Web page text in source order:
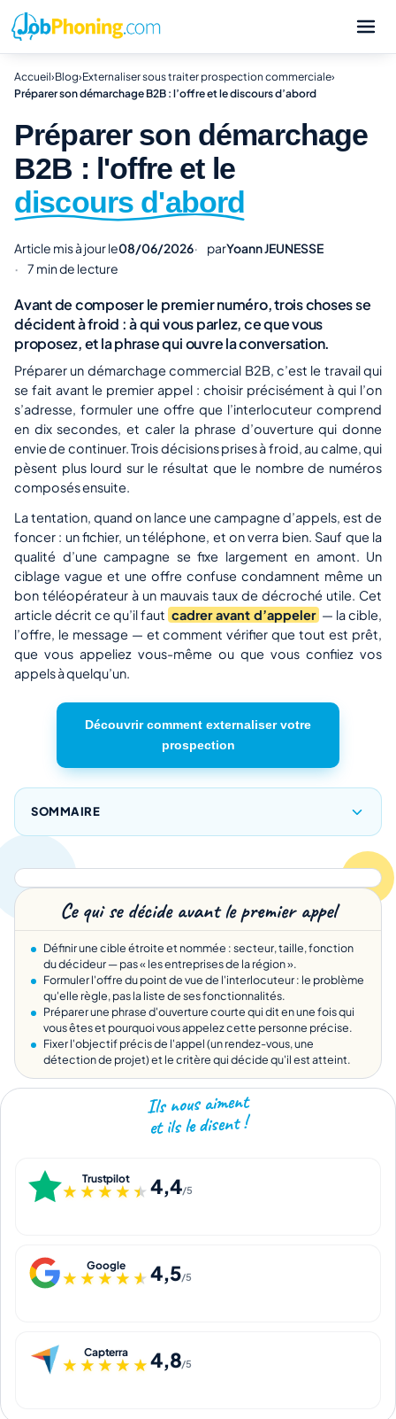
Accueil›Blog›Externaliser sous traiter prospection commerciale›
Préparer son démarchage B2B : l’offre et le discours d’abord
Préparer son démarchage
B2B : l'offre et le
discours d'abord
Article mis à jour le08/06/2026 parYoann JEUNESSE
7 min de lecture
Avant de composer le premier numéro, trois choses se
décident à froid : à qui vous parlez, ce que vous
proposez, et la phrase qui ouvre la conversation.
Préparer un démarchage commercial B2B, c’est le travail qui
se fait avant le premier appel : choisir précisément à qui l’on
s’adresse, formuler une offre que l’interlocuteur comprend
en dix secondes, et caler la phrase d’ouverture qui donne
envie de continuer. Trois décisions prises à froid, au calme, qui
pèsent plus lourd sur le résultat que le nombre de numéros
composés ensuite.
La tentation, quand on lance une campagne d’appels, est de
foncer : un fichier, un téléphone, et on verra bien. Sauf que la
qualité d’une campagne se fixe largement en amont. Un
ciblage vague et une offre confuse condamnent même un
bon téléopérateur à un mauvais taux de décroché utile. Cet
article décrit ce qu’il faut cadrer avant d’appeler — la cible,
l’offre, le message — et comment vérifier que tout est prêt,
que vous appeliez vous-même ou que vous confiiez vos
appels à quelqu’un.
Découvrir comment externaliser votre
prospection
SOMMAIRE
Ce qui se décide avant le premier appel
Définir une cible étroite et nommée : secteur, taille, fonction
du décideur — pas « les entreprises de la région ».
Formuler l'offre du point de vue de l'interlocuteur : le problème
qu'elle règle, pas la liste de ses fonctionnalités.
Préparer une phrase d'ouverture courte qui dit en une fois qui
vous êtes et pourquoi vous appelez cette personne précise.
Fixer l'objectif précis de l'appel (un rendez-vous, une
détection de projet) et le critère qui décide qu'il est atteint.
Ils nous aiment
et ils le disent !
Trustpilot
★★★★★
★★★★★ 4,4/5
Google
★★★★★
★★★★★ 4,5/5
Capterra
★★★★★
★★★★★4,8/5